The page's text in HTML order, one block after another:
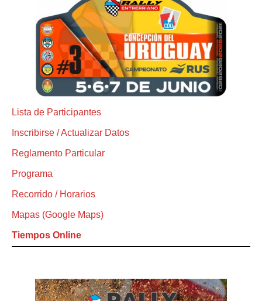
Lista de Participantes
Inscribirse / Actualizar Datos
Reglamento Particular
Programa
Recorrido / Horarios
Mapas (Google Maps)
Tiempos Online